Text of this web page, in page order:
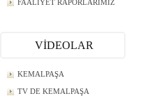
FAALİYET RAPORLARIMIZ
VİDEOLAR
KEMALPAŞA
TV DE KEMALPAŞA